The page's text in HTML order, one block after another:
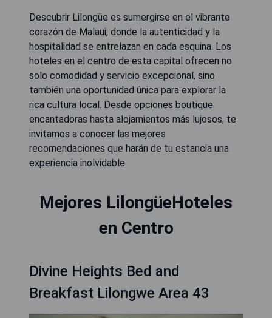
Descubrir Lilongüe es sumergirse en el vibrante
corazón de Malaui, donde la autenticidad y la
hospitalidad se entrelazan en cada esquina. Los
hoteles en el centro de esta capital ofrecen no
solo comodidad y servicio excepcional, sino
también una oportunidad única para explorar la
rica cultura local. Desde opciones boutique
encantadoras hasta alojamientos más lujosos, te
invitamos a conocer las mejores
recomendaciones que harán de tu estancia una
experiencia inolvidable.
Mejores LilongüeHoteles
en Centro
Divine Heights Bed and
Breakfast Lilongwe Area 43